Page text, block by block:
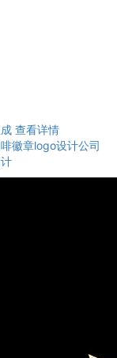
查看详情
徽章logo设计公司